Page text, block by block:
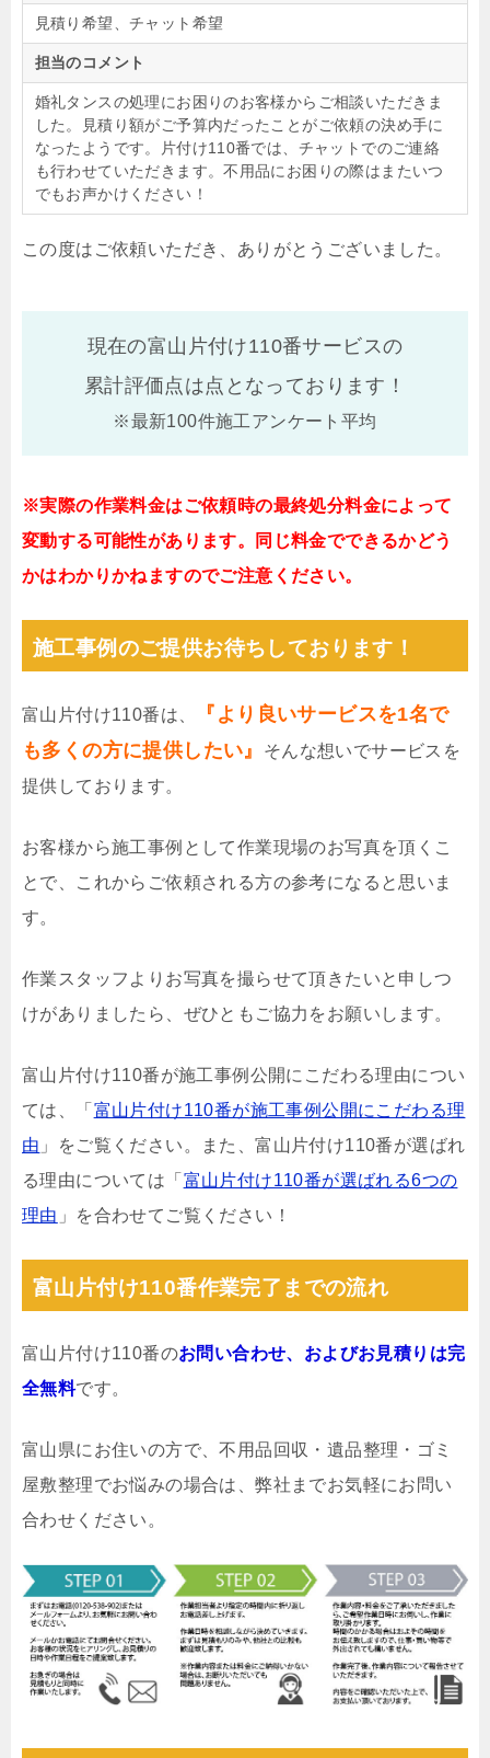
見積り希望、チャット希望
担当のコメント
婚礼タンスの処理にお困りのお客様からご相談いただきま
した。見積り額がご予算内だったことがご依頼の決め手に
なったようです。片付け110番では、チャットでのご連絡
も行わせていただきます。不用品にお困りの際はまたいつ
でもお声かけください！
この度はご依頼いただき、ありがとうございました。
現在の富山片付け110番サービスの
累計評価点は点となっております！
※最新100件施工アンケート平均
※実際の作業料金はご依頼時の最終処分料金によって
変動する可能性があります。同じ料金でできるかどう
かはわかりかねますのでご注意ください。
施工事例のご提供お待ちしております！
富山片付け110番は、
『より良いサービスを1名で
も多くの方に提供したい』
そんな想いでサービスを
提供しております。
お客様から施工事例として作業現場のお写真を頂くこ
とで、これからご依頼される方の参考になると思いま
す。
作業スタッフよりお写真を撮らせて頂きたいと申しつ
けがありましたら、ぜひともご協力をお願いします。
富山片付け110番が施工事例公開にこだわる理由につい
ては、「 富山片付け110番が施工事例公開にこだわる理
由 」をご覧ください。また、富山片付け110番が選ばれ
る理由については「 富山片付け110番が選ばれる6つの
理由 」を合わせてご覧ください！
富山片付け110番作業完了までの流れ
富山片付け110番のお問い合わせ、およびお見積りは完
全無料です。
富山県にお住いの方で、不用品回収・遺品整理・ゴミ
屋敷整理でお悩みの場合は、弊社までお気軽にお問い
合わせください。